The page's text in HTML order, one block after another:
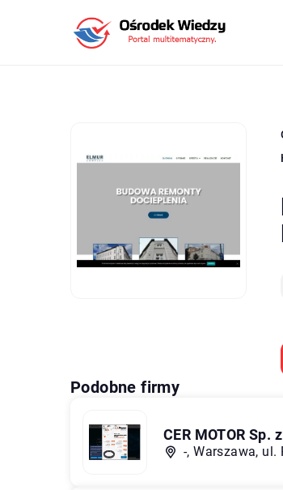
Podobne firmy
CER MOTOR Sp.
-, Warszawa, ul.